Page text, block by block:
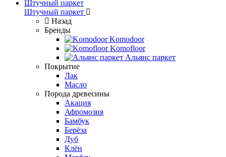
Штучный паркет
Штучный паркет
Назад
Бренды
Komodoor
Komofloor
Альянс паркет
Покрытие
Лак
Масло
Порода древесины
Акация
Афромозия
Бамбук
Берёза
Дуб
Клён